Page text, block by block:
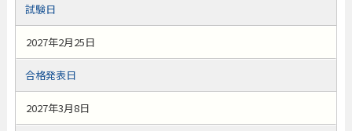
試験日
2027年2月25日
合格発表日
2027年3月8日